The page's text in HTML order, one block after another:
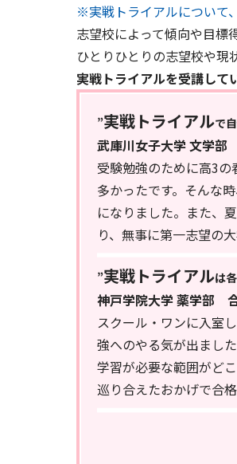
※実戦トライアルについて、
志望校によって傾向や目標
ひとりひとりの志望校や現
実戦トライアルを受講して
”実戦トライアルで
武庫川女子大学 文学
受験勉強のために高3
多かったです。そんな
になりました。また、
り、無事に第一志望の
”実戦トライアルは
神戸学院大学 薬学部
スクール・ワンに入室
強へのやる気が出まし
学習が必要な範囲がど
巡り合えたおかげで合